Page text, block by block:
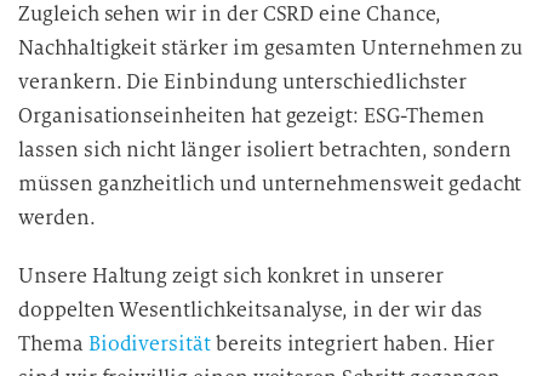
Zugleich sehen wir in der CSRD eine Chance,
Nachhaltigkeit stärker im gesamten Unternehmen zu
verankern. Die Einbindung unterschiedlichster
Organisationseinheiten hat gezeigt: ESG-Themen
lassen sich nicht länger isoliert betrachten, sondern
müssen ganzheitlich und unternehmensweit gedacht
werden.
Unsere Haltung zeigt sich konkret in unserer
doppelten Wesentlichkeitsanalyse, in der wir das
Thema Biodiversitätbereits integriert haben. Hier